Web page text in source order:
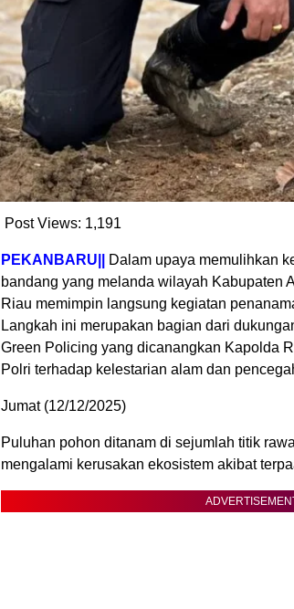
Post Views: 1,191
PEKANBARU||
Dalam upaya memulihkan
bandang yang melanda wilayah Kabupaten
Riau memimpin langsung kegiatan
Langkah ini merupakan bagian dari
Green Policing yang dicanangkan Kapolda
Polri terhadap kelestarian alam dan
Jumat (12/12/2025)
Puluhan pohon ditanam di sejumlah titik
mengalami kerusakan ekosistem akibat